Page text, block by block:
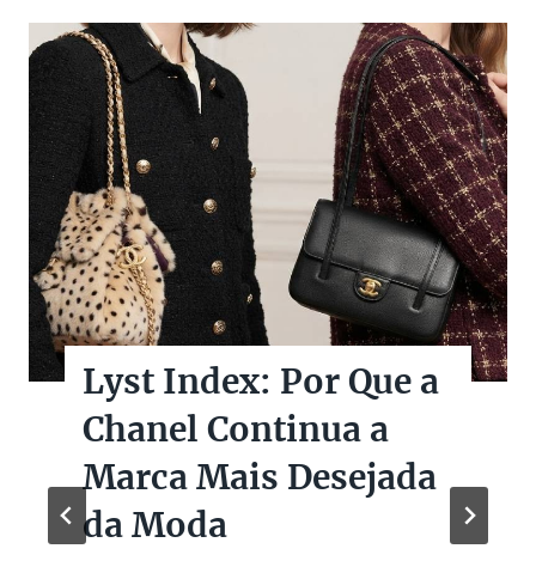
Lyst Index: Por Que a
Chanel Continua a
Marca Mais Desejada
da Moda